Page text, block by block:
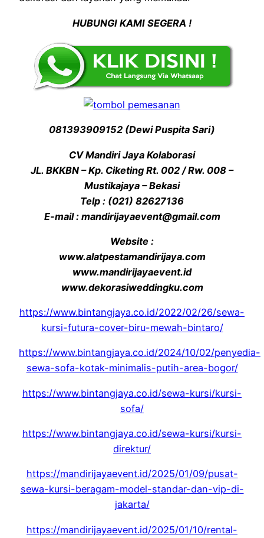
HUBUNGI KAMI SEGERA !
081393909152 (Dewi Puspita Sari)
CV Mandiri Jaya Kolaborasi
JL. BKKBN – Kp. Ciketing Rt. 002 / Rw. 008 –
Mustikajaya – Bekasi
Telp : (021) 82627136
E-mail : mandirijayaevent@gmail.com
Website :
www.alatpestamandirijaya.com
www.mandirijayaevent.id
www.dekorasiweddingku.com
https://www.bintangjaya.co.id/2022/02/26/sewa-
kursi-futura-cover-biru-mewah-bintaro/
https://www.bintangjaya.co.id/2024/10/02/penyedia-
sewa-sofa-kotak-minimalis-putih-area-bogor/
https://www.bintangjaya.co.id/sewa-kursi/kursi-
sofa/
https://www.bintangjaya.co.id/sewa-kursi/kursi-
direktur/
https://mandirijayaevent.id/2025/01/09/pusat-
sewa-kursi-beragam-model-standar-dan-vip-di-
jakarta/
https://mandirijayaevent.id/2025/01/10/rental-